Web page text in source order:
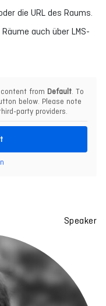
die URL des Raums.
auch über LMS-
content from Default. To
below. Please note
party providers.
Speaker